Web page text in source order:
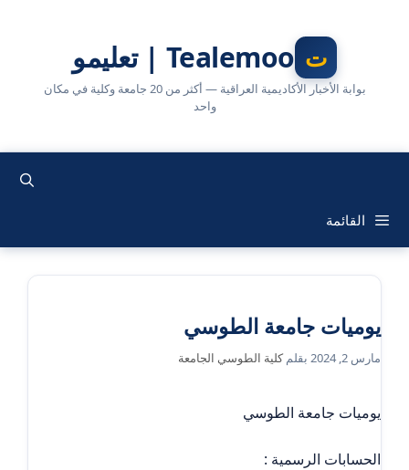
Tealemoo | تعليمو
بوابة الأخبار الأكاديمية العراقية — أكثر من 20 جامعة وكلية في مكان
واحد
القائمة
يوميات جامعة الطوسي
مارس 2, 2024 بقلمكلية الطوسي الجامعة
يوميات جامعة الطوسي
الحسابات الرسمية :